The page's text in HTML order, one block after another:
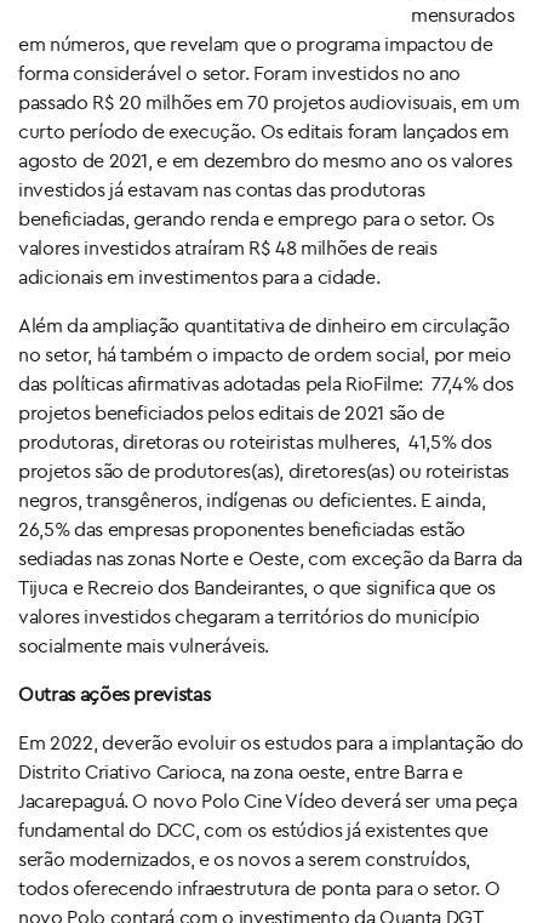
mensurados
em números, que revelam que o programa impactou de
forma considerável o setor. Foram investidos no ano
passado R$ 20 milhões em 70 projetos audiovisuais, em um
curto período de execução. Os editais foram lançados em
agosto de 2021, e em dezembro do mesmo ano os valores
investidos já estavam nas contas das produtoras
beneficiadas, gerando renda e emprego para o setor. Os
valores investidos atraíram R$ 48 milhões de reais
adicionais em investimentos para a cidade.
Além da ampliação quantitativa de dinheiro em circulação
no setor, há também o impacto de ordem social, por meio
das políticas afirmativas adotadas pela RioFilme: 77,4% dos
projetos beneficiados pelos editais de 2021 são de
produtoras, diretoras ou roteiristas mulheres, 41,5% dos
projetos são de produtores(as), diretores(as) ou roteiristas
negros, transgêneros, indígenas ou deficientes. E ainda,
26,5% das empresas proponentes beneficiadas estão
sediadas nas zonas Norte e Oeste, com exceção da Barra da
Tijuca e Recreio dos Bandeirantes, o que significa que os
valores investidos chegaram a territórios do município
socialmente mais vulneráveis.
Outras ações previstas
Em 2022, deverão evoluir os estudos para a implantação do
Distrito Criativo Carioca, na zona oeste, entre Barra e
Jacarepaguá. O novo Polo Cine Vídeo deverá ser uma peça
fundamental do DCC, com os estúdios já existentes que
serão modernizados, e os novos a serem construídos,
todos oferecendo infraestrutura de ponta para o setor. O
novo Polo contará com o investimento da Quanta DGT,